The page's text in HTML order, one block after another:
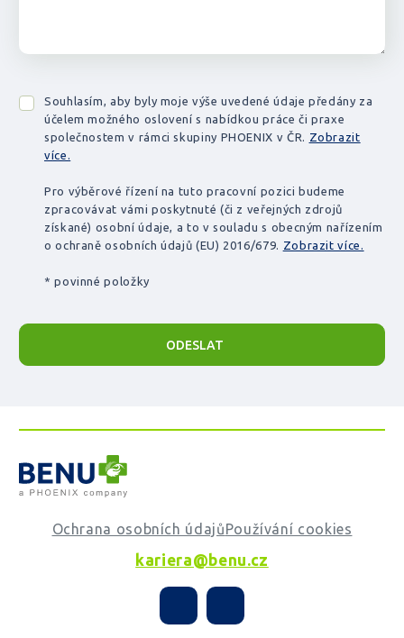
Souhlasím, aby byly moje výše uvedené údaje předány za
účelem možného oslovení s nabídkou práce či praxe
společnostem v rámci skupiny PHOENIX v ČR. Zobrazit
více.
Pro výběrové řízení na tuto pracovní pozici budeme
zpracovávat vámi poskytnuté (či z veřejných zdrojů
získané) osobní údaje, a to v souladu s obecným nařízením
o ochraně osobních údajů (EU) 2016/679. Zobrazit více.
* povinné položky
ODESLAT
Ochrana osobních údajů Používání cookies
kariera@benu.cz